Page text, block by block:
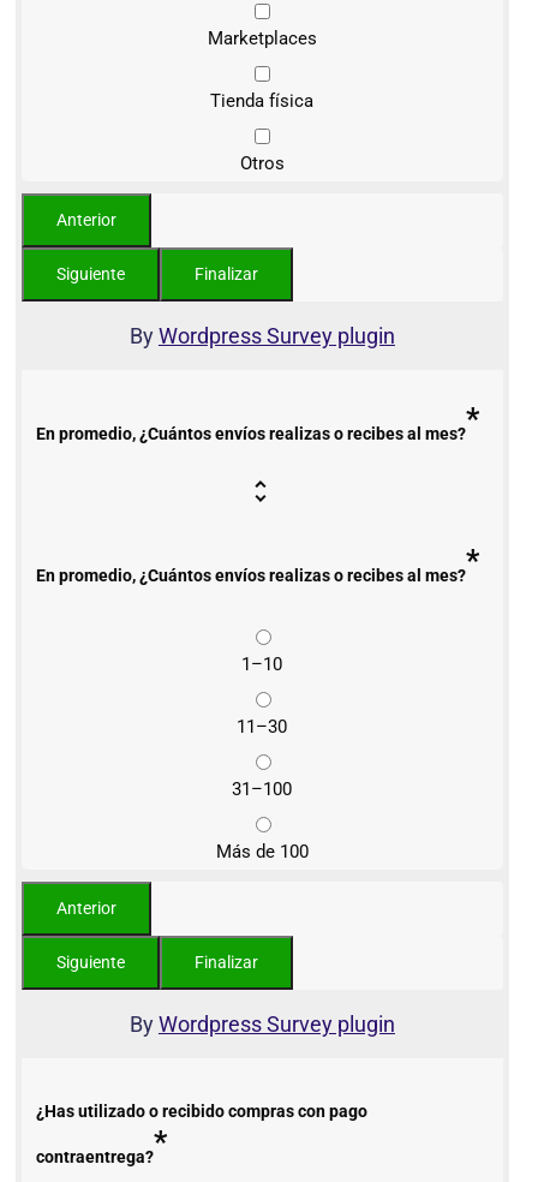
Marketplaces
Tienda física
Otros
ByWordpress Survey plugin
En promedio, ¿Cuántos envíos realizas o recibes al mes?*
En promedio, ¿Cuántos envíos realizas o recibes al mes?*
1–10
11–30
31–100
Más de 100
ByWordpress Survey plugin
¿Has utilizado o recibido compras con pago
contraentrega?*